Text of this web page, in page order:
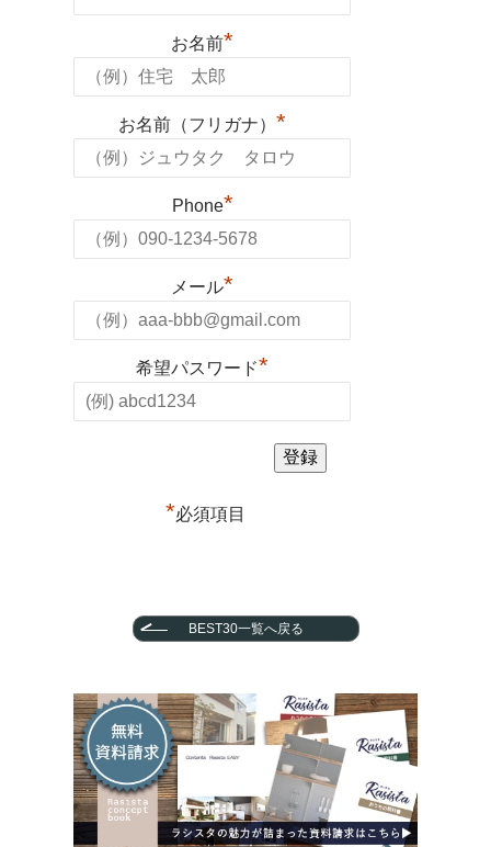
お名前*
お名前（フリガナ）*
Phone*
メール*
希望パスワード*
*必須項目
BEST30一覧へ戻る